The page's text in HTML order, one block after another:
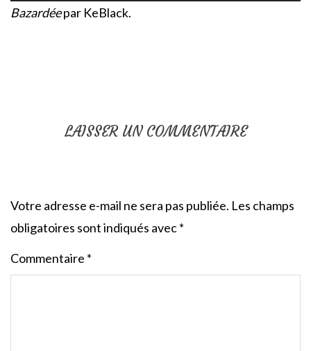
Bazardéepar KeBlack.
LAISSER UN COMMENTAIRE
Votre adresse e-mail ne sera pas publiée. Les champs
obligatoires sont indiqués avec*
Commentaire *